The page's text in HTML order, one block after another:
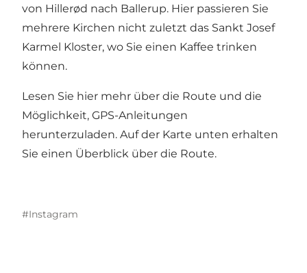
von Hillerød nach Ballerup. Hier passieren Sie
mehrere Kirchen nicht zuletzt das Sankt Josef
Karmel Kloster, wo Sie einen Kaffee trinken
können.
Lesen Sie hier mehr über die Route und die
Möglichkeit, GPS-Anleitungen
herunterzuladen. Auf der Karte unten erhalten
Sie einen Überblick über die Route.
#Instagram